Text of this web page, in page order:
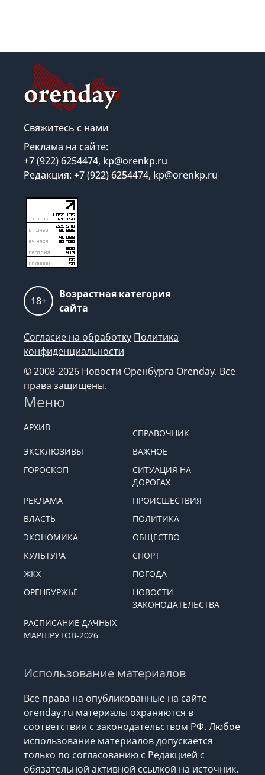
Свяжитесь с нами
Реклама на сайте:
+7 (922) 6254474, kp@orenkp.ru
Редакция: +7 (922) 6254474, kp@orenkp.ru
18+
Возрастная категория
сайта
Согласие на обработку Политика
конфиденциальности
© 2008-2026 Новости Оренбурга Orenday. Все
права защищены.
Меню
АРХИВ
СПРАВОЧНИК
ЭКСКЛЮЗИВЫ
ВАЖНОЕ
ГОРОСКОП
СИТУАЦИЯ НА
ДОРОГАХ
РЕКЛАМА
ПРОИСШЕСТВИЯ
ВЛАСТЬ
ПОЛИТИКА
ЭКОНОМИКА
ОБЩЕСТВО
КУЛЬТУРА
СПОРТ
ЖКХ
ПОГОДА
ОРЕНБУРЖЬЕ
НОВОСТИ
ЗАКОНОДАТЕЛЬСТВА
РАСПИСАНИЕ ДАЧНЫХ
МАРШРУТОВ-2026
Использование материалов
Все права на опубликованные на сайте
orenday.ru материалы охраняются в
соответствии с законодательством РФ. Любое
использование материалов допускается
только по согласованию с Редакцией с
обязательной активной ссылкой на источник.